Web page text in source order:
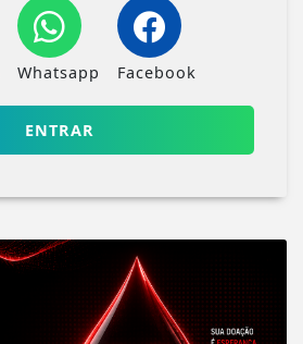
Whatsapp Facebook
ENTRAR